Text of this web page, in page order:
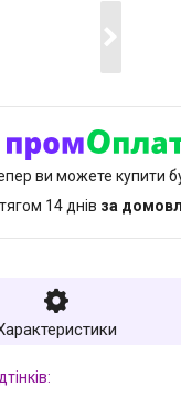
ви можете купити
14 днів за